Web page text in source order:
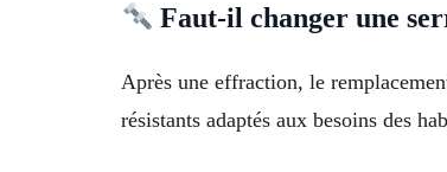
Faut-il changer une
Après une effraction, le
résistants adaptés aux besoins des